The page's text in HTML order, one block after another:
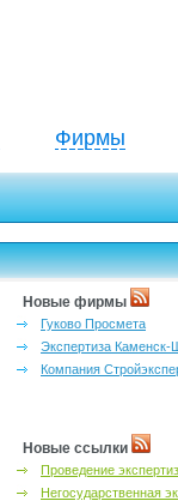
Фирмы
Новые фирмы
Гуково Просмета
Экспертиза Каменск-
Компания
Новые ссылки
Проведение
Негосударственная